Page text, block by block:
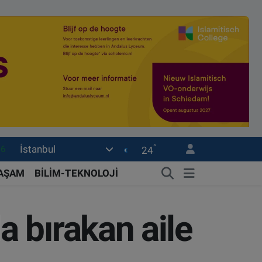
İstanbul 24°
BİLİM-TEKNOLOJİ
bırakan aile